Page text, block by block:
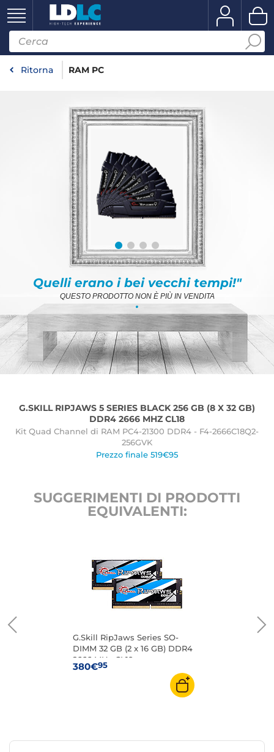
Ritorna RAM PC
Quelli erano i bei vecchi tempi!"
QUESTO PRODOTTO NON È PIÙ IN VENDITA
.
G.SKILL RIPJAWS 5 SERIES BLACK 256 GB (8 X 32 GB)
DDR4 2666 MHZ CL18
Kit Quad Channel di RAM PC4-21300 DDR4 - F4-2666C18Q2-
256GVK
Prezzo finale 519€95
SUGGERIMENTI DI PRODOTTI
EQUIVALENTI:
G.Skill RipJaws Series SO-
DIMM 32 GB (2 x 16 GB) DDR4
2666 MHz CL19
380€95